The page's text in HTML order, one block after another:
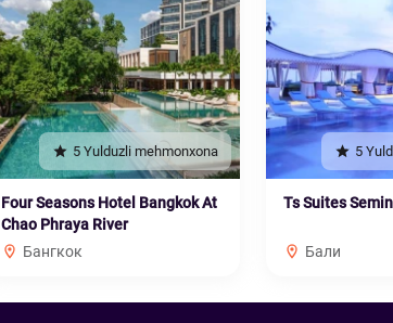
5 Yulduzli mehmonxona
Four Seasons Hotel Bangkok At
Chao Phraya River
Бангкок
5
Ts Suites
Бали